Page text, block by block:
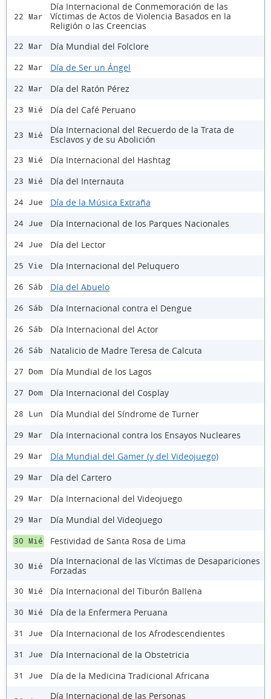
22 Mar
Día Internacional de Conmemoración de las
Víctimas de Actos de Violencia Basados en la
Religión o las Creencias
22 Mar Día Mundial del Folclore
22 Mar Día de Ser un Ángel
22 Mar Día del Ratón Pérez
23 Mié Día del Café Peruano
23 Mié
Día Internacional del Recuerdo de la Trata de
Esclavos y de su Abolición
23 Mié Día Internacional del Hashtag
23 Mié Día del Internauta
24 Jue Día de la Música Extraña
24 Jue Día Internacional de los Parques Nacionales
24 Jue Día del Lector
25 Vie Día Internacional del Peluquero
26 Sáb Día del Abuelo
26 Sáb Día Internacional contra el Dengue
26 Sáb Día Internacional del Actor
26 Sáb Natalicio de Madre Teresa de Calcuta
27 Dom Día Mundial de los Lagos
27 Dom Día Internacional del Cosplay
28 Lun Día Mundial del Síndrome de Turner
29 Mar Día Internacional contra los Ensayos Nucleares
29 Mar Día Mundial del Gamer (y del Videojuego)
29 Mar Día del Cartero
29 Mar Día Internacional del Videojuego
29 Mar Día Mundial del Videojuego
30 Mié Festividad de Santa Rosa de Lima
30 Mié
Día Internacional de las Víctimas de Desapariciones
Forzadas
30 Mié Día Internacional del Tiburón Ballena
30 Mié Día de la Enfermera Peruana
31 Jue Día Internacional de los Afrodescendientes
31 Jue Día Internacional de la Obstetricia
31 Jue Día de la Medicina Tradicional Africana
Día Internacional de las Personas